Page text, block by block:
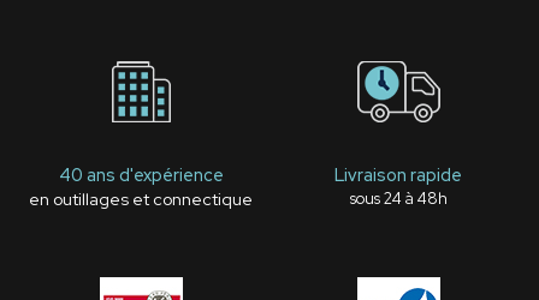
40 ans d'expérience
en outillages et connectique
Livraison rapide
sous 24 à 48h